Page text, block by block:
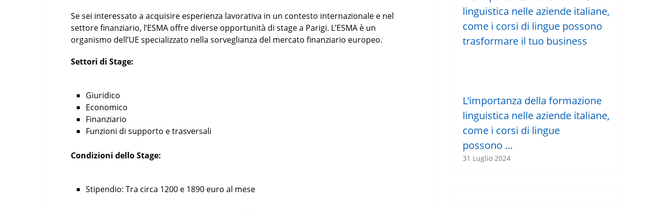
Se sei interessato a acquisire esperienza lavorativa in un contesto internazionale e nel
settore finanziario, l’ESMA offre diverse opportunità di stage a Parigi. L’ESMA è un
organismo dell’UE specializzato nella sorveglianza del mercato finanziario europeo.
Settori di Stage:
Giuridico
Economico
Finanziario
Funzioni di supporto e trasversali
Condizioni dello Stage:
Stipendio: Tra circa 1200 e 1890 euro al mese
L’importanza della formazione
linguistica nelle aziende italiane,
come i corsi di lingue
possono …
31 Luglio 2024